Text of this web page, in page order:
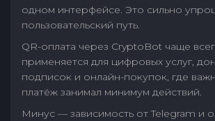
одном интерфейсе. Это сильно
пользовательский путь.
QR-оплата через CryptoBot чаще
применяется для цифровых услуг,
подписок и онлайн-покупок, где
платёж занимал минимум действий.
Минус — зависимость от Telegram и